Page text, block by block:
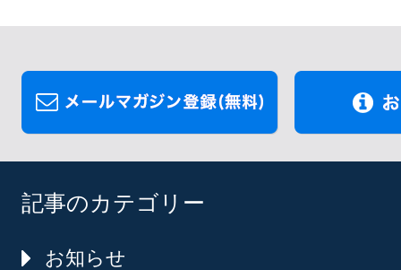
記事のカテゴリー
お知らせ